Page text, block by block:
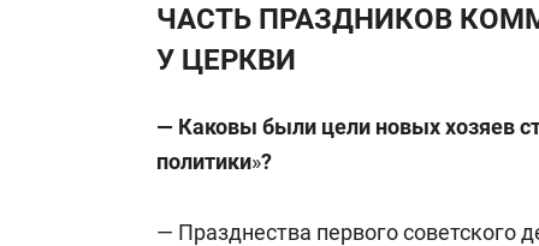
ЧАСТЬ ПРАЗДНИКОВ
У ЦЕРКВИ
— Каковы были цели новых хозяев
политики»?
— Празднества первого советского